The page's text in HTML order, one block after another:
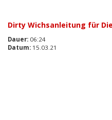
Dirty Wichsanleitung für
Dauer: 06:24
Datum: 15.03.21